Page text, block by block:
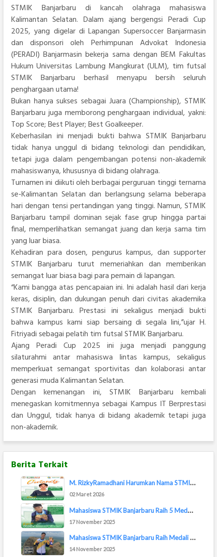
STMIK Banjarbaru di kancah olahraga mahasiswa
Kalimantan Selatan. Dalam ajang bergengsi Peradi Cup
2025, yang digelar di Lapangan Supersoccer Banjarmasin
dan disponsori oleh Perhimpunan Advokat Indonesia
(PERADI) Banjarmasin bekerja sama dengan BEM Fakultas
Hukum Universitas Lambung Mangkurat (ULM), tim futsal
STMIK Banjarbaru berhasil menyapu bersih seluruh
penghargaan utama!
Bukan hanya sukses sebagai Juara (Championship), STMIK
Banjarbaru juga memborong penghargaan individual, yakni:
Top Score; Best Player; Best Goalkeeper.
Keberhasilan ini menjadi bukti bahwa STMIK Banjarbaru
tidak hanya unggul di bidang teknologi dan pendidikan,
tetapi juga dalam pengembangan potensi non-akademik
mahasiswanya, khususnya di bidang olahraga.
Turnamen ini diikuti oleh berbagai perguruan tinggi ternama
se-Kalimantan Selatan dan berlangsung selama beberapa
hari dengan tensi pertandingan yang tinggi. Namun, STMIK
Banjarbaru tampil dominan sejak fase grup hingga partai
final, memperlihatkan semangat juang dan kerja sama tim
yang luar biasa.
Kehadiran para dosen, pengurus kampus, dan supporter
STMIK Banjarbaru turut memeriahkan dan memberikan
semangat luar biasa bagi para pemain di lapangan.
“Kami bangga atas pencapaian ini. Ini adalah hasil dari kerja
keras, disiplin, dan dukungan penuh dari civitas akademika
STMIK Banjarbaru. Prestasi ini sekaligus menjadi bukti
bahwa kampus kami siap bersaing di segala lini,”ujar H.
Fitriyadi sebagai pelatih tim futsal STMIK Banjarbaru.
Ajang Peradi Cup 2025 ini juga menjadi panggung
silaturahmi antar mahasiswa lintas kampus, sekaligus
memperkuat semangat sportivitas dan kolaborasi antar
generasi muda Kalimantan Selatan.
Dengan kemenangan ini, STMIK Banjarbaru kembali
menegaskan komitmennya sebagai Kampus IT Berprestasi
dan Unggul, tidak hanya di bidang akademik tetapi juga
non-akademik.
Berita Terkait
M
. RizkyRamadhani Harumkan Nama STMIK Banjarb...
02 Maret 2026
M
ahasiswa STMIK Banjarbaru Raih 5 Medali Emas...
17 November 2025
M
ahasiswa STMIK Banjarbaru Raih Medali Perak ...
14 November 2025